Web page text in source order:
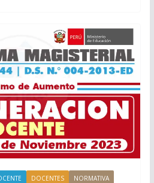
DOCENTES
NORMATIVA